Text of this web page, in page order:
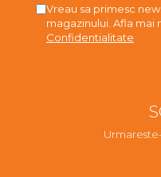
Vreau sa primesc
magazinului. Afla mai
Confidentialitate